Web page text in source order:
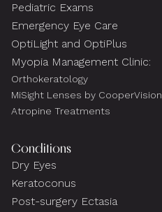
Pediatric Exams
Emergency Eye Care
OptiLight and OptiPlus
Myopia Management Clinic:
Orthokeratology
MiSight Lenses by CooperVision
Atropine Treatments
Conditions
Dry Eyes
Keratoconus
Post-surgery Ectasia